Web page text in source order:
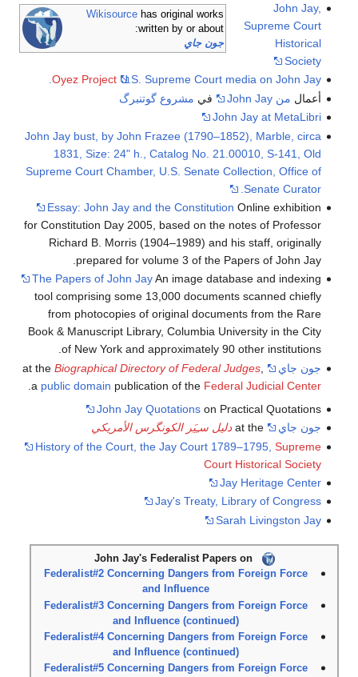
Wikisourcehas original works
written by or about:
جون جاي
John Jay,
Supreme Court
Historical
Society
Oyez Project U.S. Supreme Court media on John Jay.
أعمال من John Jay في مشروع گوتنبرگ
John Jay at MetaLibri
John Jay bust, by John Frazee (1790–1852), Marble, circa
1831, Size: 24" h., Catalog No. 21.00010, S-141, Old
Supreme Court Chamber, U.S. Senate Collection, Office of
Senate Curator.
Essay: John Jay and the Constitution Online exhibition
for Constitution Day 2005, based on the notes of Professor
Richard B. Morris (1904–1989) and his staff, originally
prepared for volume 3 of the Papers of John Jay.
The Papers of John JayAn image database and indexing
tool comprising some 13,000 documents scanned chiefly
from photocopies of original documents from the Rare
Book & Manuscript Library, Columbia University in the City
of New York and approximately 90 other institutions.
جون جاي
Biographical Directory of Federal Judges,
a public domain publication of the Federal Judicial Center
John Jay Quotationson Practical Quotations
جون جاي
at the
دليل سـِيَر الكونگرس الأمريكي
History of the Court, the Jay Court 1789–1795, Supreme
Court Historical Society
Jay Heritage Center
Jay's Treaty, Library of Congress
Sarah Livingston Jay
John Jay's Federalist Papers on
Federalist#2 Concerning Dangers from Foreign Force
and Influence
Federalist#3 Concerning Dangers from Foreign Force
and Influence (continued)
Federalist#4 Concerning Dangers from Foreign Force
and Influence (continued)
Federalist#5 Concerning Dangers from Foreign Force